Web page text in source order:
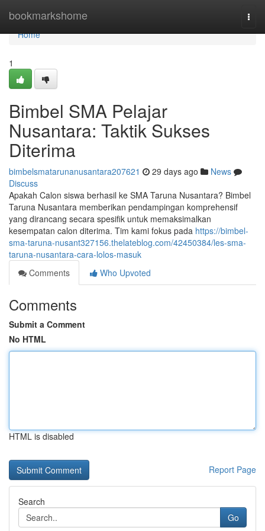
bookmarkshome
Home
Home
1
Bimbel SMA Pelajar
Nusantara: Taktik Sukses
Diterima
bimbelsmatarunanusantara207621 29 days ago
News
Discuss
Apakah Calon siswa berhasil ke SMA Taruna Nusantara? Bimbel
Taruna Nusantara memberikan pendampingan komprehensif
yang dirancang secara spesifik untuk memaksimalkan
kesempatan calon diterima. Tim kami fokus pada https://bimbel-
sma-taruna-nusant327156.thelateblog.com/42450384/les-sma-
taruna-nusantara-cara-lolos-masuk
Comments
Who Upvoted
Comments
Submit a Comment
No HTML
HTML is disabled
Report Page
Search
Go